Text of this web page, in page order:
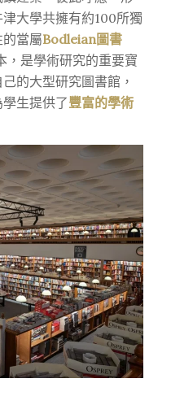
大學共擁有約100所獨
當屬Bodleian圖書
，是學術研究的重要寶
的大型研究圖書館，
生提供了豐富的學術